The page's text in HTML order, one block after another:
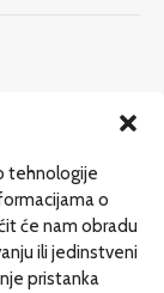
tehnologije
o
će nam obradu
ili jedinstveni
pristanka